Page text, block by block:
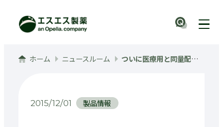
ナビ
ホーム ニュースルーム ついに医療用と同量配合！（持続性有効成分エピナスチン塩酸塩が従来品の2倍）「アレジオン20」新発売 花粉飛散予測日から、この1錠
2015/12/01 製品情報